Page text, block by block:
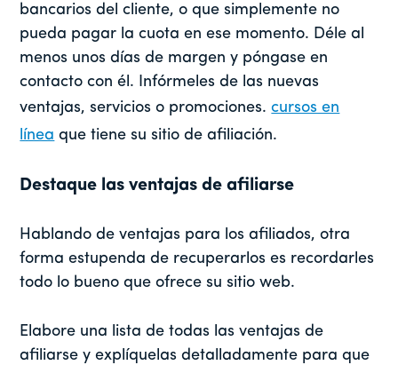
bancarios del cliente, o que simplemente no
pueda pagar la cuota en ese momento. Déle al
menos unos días de margen y póngase en
contacto con él. Infórmeles de las nuevas
ventajas, servicios o promociones.cursos en
línea que tiene su sitio de afiliación.
Destaque las ventajas de afiliarse
Hablando de ventajas para los afiliados, otra
forma estupenda de recuperarlos es recordarles
todo lo bueno que ofrece su sitio web.
Elabore una lista de todas las ventajas de
afiliarse y explíquelas detalladamente para que